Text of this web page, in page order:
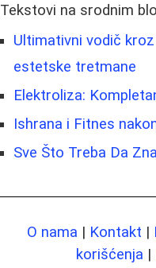
Tekstovi na srodnim
Ultimativni vodič
estetske tretmane
Elektroliza:
Ishrana i Fitnes
Sve Što Treba Da
O nama | Kontakt |
korišćenja |